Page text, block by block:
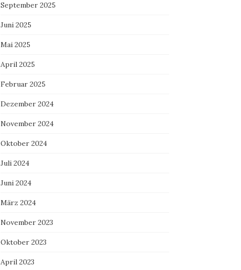
September 2025
Juni 2025
Mai 2025
April 2025
Februar 2025
Dezember 2024
November 2024
Oktober 2024
Juli 2024
Juni 2024
März 2024
November 2023
Oktober 2023
April 2023